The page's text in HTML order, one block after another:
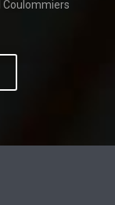
Coulommiers